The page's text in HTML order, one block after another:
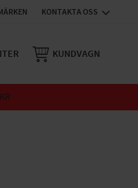
KONTAKTA OSS
KUNDVAGN